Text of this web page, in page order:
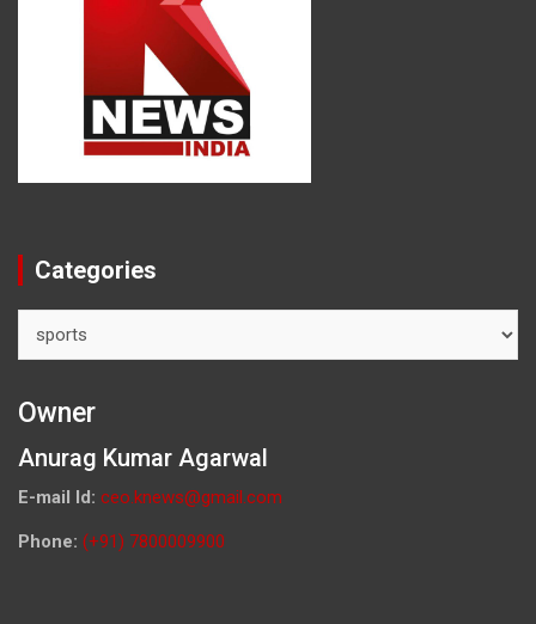
Categories
Owner
Anurag Kumar Agarwal
E-mail Id: ceo.knews@gmail.com
Phone: (+91) 7800009900